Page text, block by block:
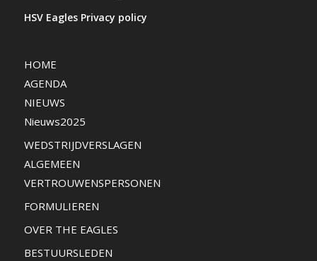
HSV Eagles Privacy policy
HOME
AGENDA
NIEUWS
Nieuws2025
WEDSTRIJDVERSLAGEN
ALGEMEEN
VERTROUWENSPERSONEN
FORMULIEREN
OVER THE EAGLES
BESTUURSLEDEN